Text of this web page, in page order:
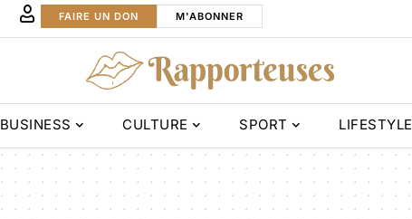
FAIRE UN DON M'ABONNER
BUSINESS CULTURE SPORT LIFESTYLE